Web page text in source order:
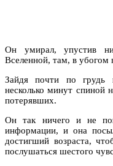
Он умирал, упустив
Вселенной, там, в убогом
Зайдя почти по грудь
несколько минут спиной
потерявших.
Он так ничего и не
информации, и она
достигший возраста,
послушаться шестого